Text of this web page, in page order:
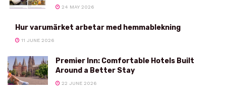
24 MAY 2026
Hur varumärket arbetar med hemmablekning
11 JUNE 2026
Premier Inn: Comfortable Hotels Built
Around a Better Stay
22 JUNE 2026